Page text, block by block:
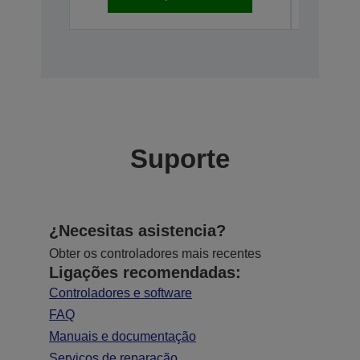
Suporte
¿Necesitas asistencia?
Obter os controladores mais recentes
Ligações recomendadas:
Controladores e software
FAQ
Manuais e documentação